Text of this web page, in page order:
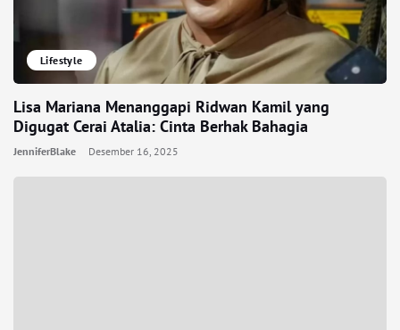
Lifestyle
Lisa Mariana Menanggapi Ridwan Kamil yang
Digugat Cerai Atalia: Cinta Berhak Bahagia
JenniferBlake Desember 16, 2025